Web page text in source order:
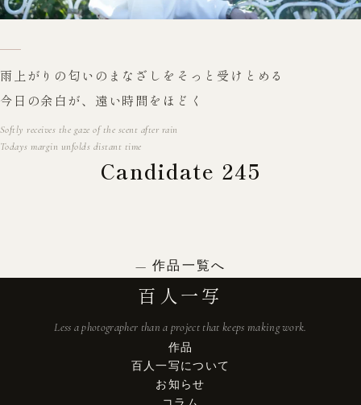
雨上がりの匂いのまなざしをそっと受けとめる
今日の余白が、遠い時間をほどく
Softly receives the gaze of the scent after rain
Todays margin unfolds distant time
Candidate 245
作品一覧へ
百人一写
Less a photographer than a project that keeps making work.
作品
百人一写について
お知らせ